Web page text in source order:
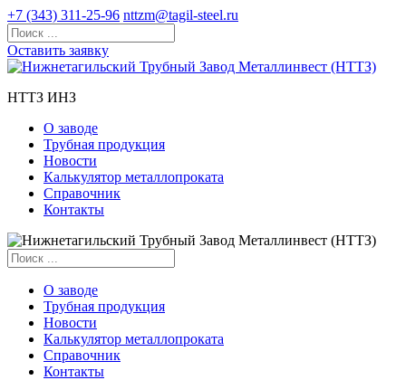
+7 (343) 311-25-96 nttzm@tagil-steel.ru
Оставить заявку
НТТЗ ИНЗ
О заводе
Трубная продукция
Новости
Калькулятор металлопроката
Справочник
Контакты
О заводе
Трубная продукция
Новости
Калькулятор металлопроката
Справочник
Контакты